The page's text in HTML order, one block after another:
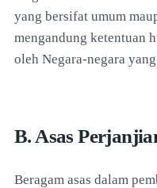
yang bersifat umum
mengandung ketentuan
oleh Negara-negara
B. Asas
Beragam asas dalam